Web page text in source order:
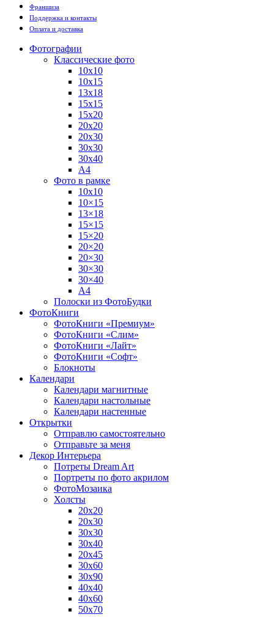
Франшиза
Поддержка и контакты
Оплата и доставка
Фотографии
Классические фото
10х10
10х15
13х18
15х15
15х20
20х20
20х30
30х30
30х40
А4
Фото в рамке
10х10
10×15
13×18
15×15
15×20
20×20
20×30
30×30
30×40
A4
Полоски из ФотоБудки
ФотоКниги
ФотоКниги «Премиум»
ФотоКниги «Слим»
ФотоКниги «Лайт»
ФотоКниги «Софт»
Блокноты
Календари
Календари магнитные
Календари настольные
Календари настенные
Открытки
Отправлю самостоятельно
Отправьте за меня
Декор Интерьера
Потреты Dream Art
Портреты по фото акрилом
ФотоМозаика
Холсты
20х20
20х30
30х30
30х40
20х45
30х60
30х90
40х40
40х60
50х70